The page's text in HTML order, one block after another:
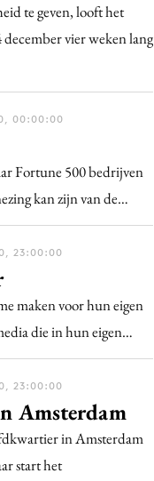
te geven, looft het
vier weken lang
00:00:00
Fortune 500 bedrijven
kan zijn van de…
23:00:00
maken voor hun eigen
die in hun eigen…
23:00:00
Amsterdam
in Amsterdam
start het